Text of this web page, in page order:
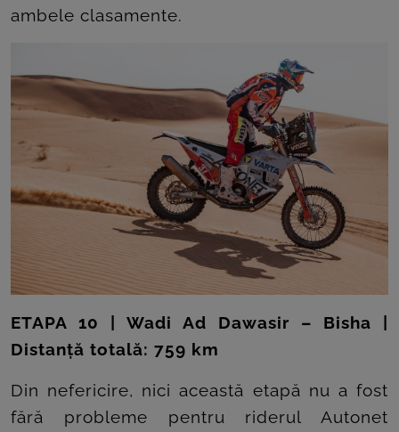
ambele clasamente.
ETAPA 10 | Wadi Ad Dawasir – Bisha |
Distanță totală: 759 km
Din nefericire, nici această etapă nu a fost
fără probleme pentru riderul Autonet